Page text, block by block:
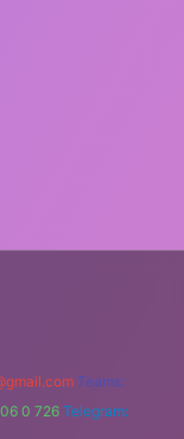
Teams:
0 726 Telegram: